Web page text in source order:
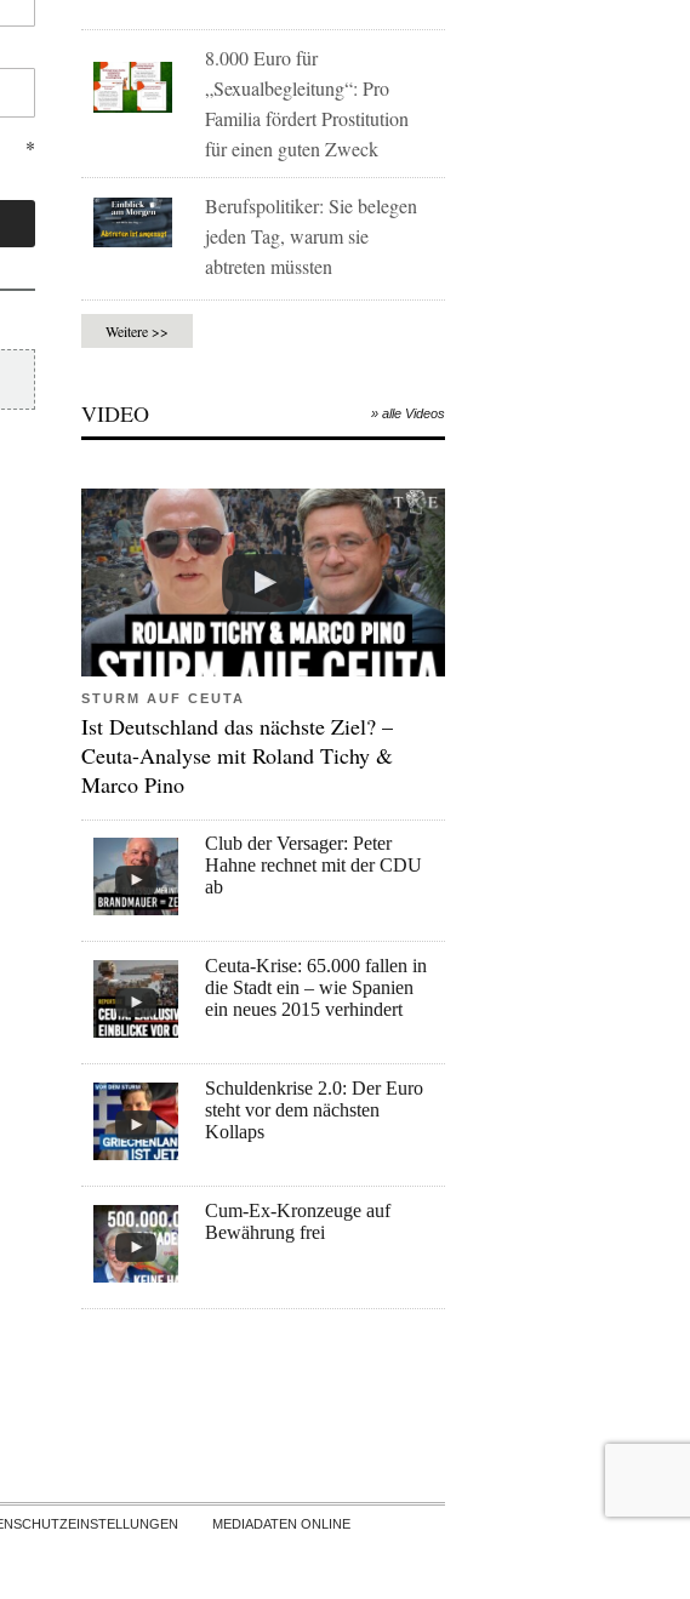
8.000 Euro für
„Sexualbegleitung“: Pro
Familia fördert Prostitution
für einen guten Zweck
Berufspolitiker: Sie belegen
jeden Tag, warum sie
abtreten müssten
Weitere >>
VIDEO » alle Videos
STURM AUF CEUTA
Ist Deutschland das nächste Ziel? –
Ceuta-Analyse mit Roland Tichy &
Marco Pino
Club der Versager: Peter
Hahne rechnet mit der CDU
ab
Ceuta-Krise: 65.000 fallen in
die Stadt ein – wie Spanien
ein neues 2015 verhindert
Schuldenkrise 2.0: Der Euro
steht vor dem nächsten
Kollaps
Cum-Ex-Kronzeuge auf
Bewährung frei
MEDIADATEN ONLINE